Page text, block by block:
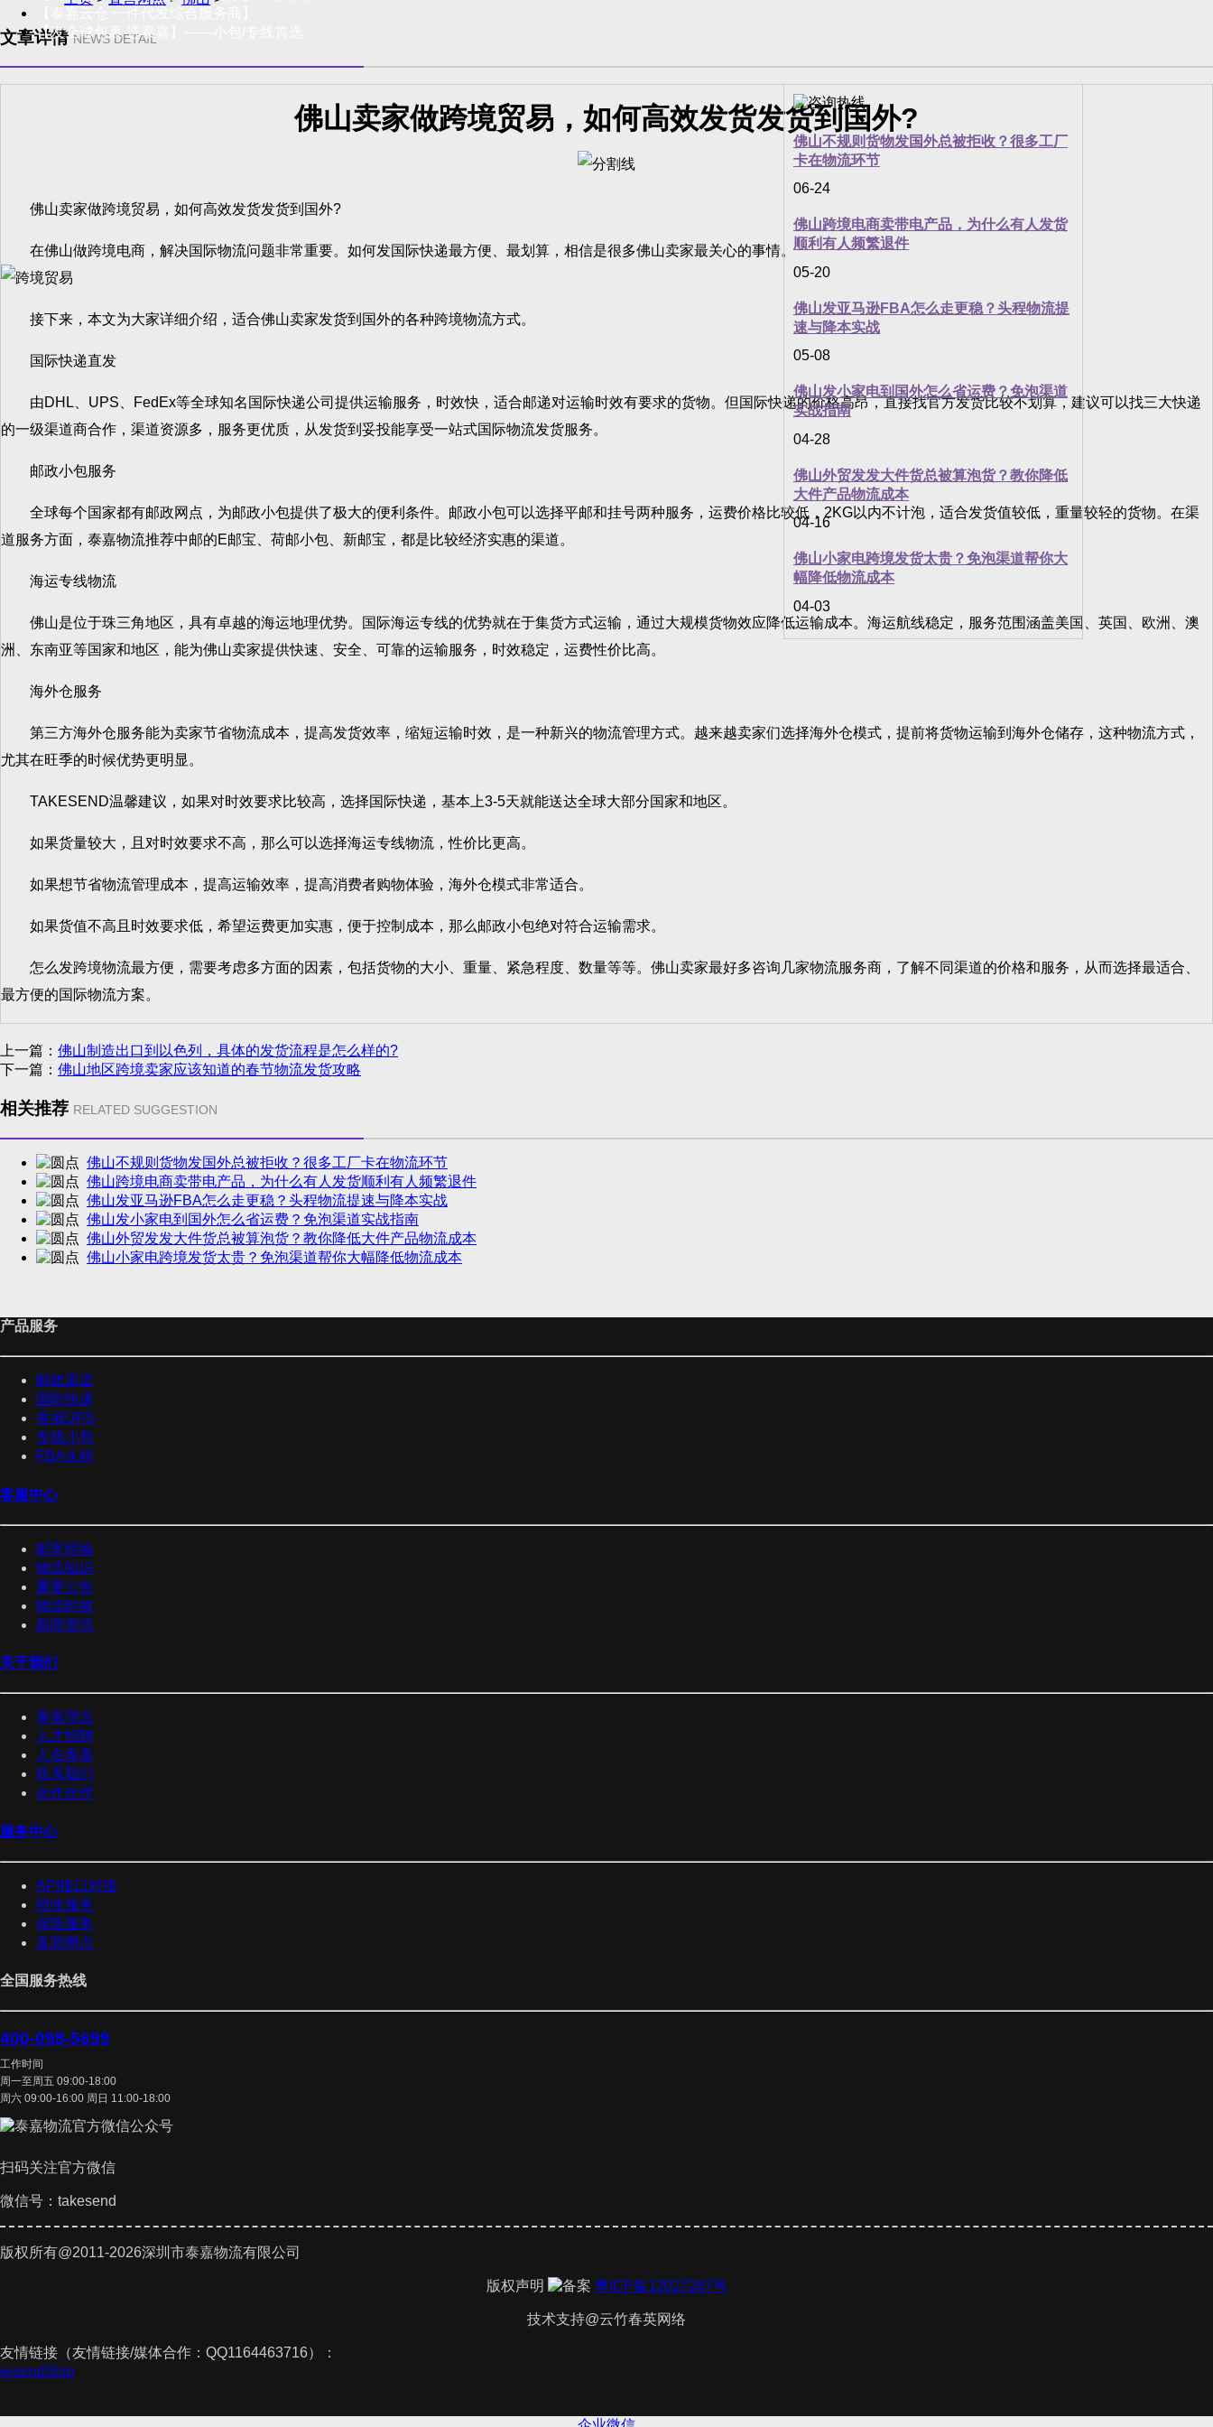
【发全球包裹 选泰嘉】——小包/专线首选
文章详情 NEWS DETAIL
佛山不规则货物发国外总被拒收？很多工厂
卡在物流环节
06-24
佛山跨境电商卖带电产品，为什么有人发货
顺利有人频繁退件
05-20
佛山发亚马逊FBA怎么走更稳？头程物流提
速与降本实战
05-08
佛山发小家电到国外怎么省运费？免泡渠道
实战指南
04-28
佛山外贸发发大件货总被算泡货？教你降低
大件产品物流成本
04-16
佛山小家电跨境发货太贵？免泡渠道帮你大
幅降低物流成本
04-03
佛山卖家做跨境贸易，如何高效发货发货到国外?
佛山卖家做跨境贸易，如何高效发货发货到国外?
在佛山做跨境电商，解决国际物流问题非常重要。如何发国际快递最方便、最划算，相信是很多佛山卖家最关心的事情。
接下来，本文为大家详细介绍，适合佛山卖家发货到国外的各种跨境物流方式。
国际快递直发
由DHL、UPS、FedEx等全球知名国际快递公司提供运输服务，时效快，适合邮递对运输时效有要求的货物。但国际快递的价格高昂，直接找官方发货比较不划算，建议可以找三大快递
的一级渠道商合作，渠道资源多，服务更优质，从发货到妥投能享受一站式国际物流发货服务。
邮政小包服务
全球每个国家都有邮政网点，为邮政小包提供了极大的便利条件。邮政小包可以选择平邮和挂号两种服务，运费价格比较低，2KG以内不计泡，适合发货值较低，重量较轻的货物。在渠
道服务方面，泰嘉物流推荐中邮的E邮宝、荷邮小包、新邮宝，都是比较经济实惠的渠道。
海运专线物流
佛山是位于珠三角地区，具有卓越的海运地理优势。国际海运专线的优势就在于集货方式运输，通过大规模货物效应降低运输成本。海运航线稳定，服务范围涵盖美国、英国、欧洲、澳
洲、东南亚等国家和地区，能为佛山卖家提供快速、安全、可靠的运输服务，时效稳定，运费性价比高。
海外仓服务
第三方海外仓服务能为卖家节省物流成本，提高发货效率，缩短运输时效，是一种新兴的物流管理方式。越来越卖家们选择海外仓模式，提前将货物运输到海外仓储存，这种物流方式，
尤其在旺季的时候优势更明显。
TAKESEND温馨建议，如果对时效要求比较高，选择国际快递，基本上3-5天就能送达全球大部分国家和地区。
如果货量较大，且对时效要求不高，那么可以选择海运专线物流，性价比更高。
如果想节省物流管理成本，提高运输效率，提高消费者购物体验，海外仓模式非常适合。
如果货值不高且时效要求低，希望运费更加实惠，便于控制成本，那么邮政小包绝对符合运输需求。
怎么发跨境物流最方便，需要考虑多方面的因素，包括货物的大小、重量、紧急程度、数量等等。佛山卖家最好多咨询几家物流服务商，了解不同渠道的价格和服务，从而选择最适合、
最方便的国际物流方案。
上一篇： 佛山制造出口到以色列，具体的发货流程是怎么样的?
下一篇： 佛山地区跨境卖家应该知道的春节物流发货攻略
相关推荐 RELATED SUGGESTION
佛山不规则货物发国外总被拒收？很多工厂卡在物流环节
佛山跨境电商卖带电产品，为什么有人发货顺利有人频繁退件
佛山发亚马逊FBA怎么走更稳？头程物流提速与降本实战
佛山发小家电到国外怎么省运费？免泡渠道实战指南
佛山外贸发发大件货总被算泡货？教你降低大件产品物流成本
佛山小家电跨境发货太贵？免泡渠道帮你大幅降低物流成本
产品服务
邮政渠道
国际快递
香港UPS
专线小包
FBA头程
客服中心
邮寄经验
物流知识
重要公告
物流时效
新闻资讯
关于我们
泰嘉理念
人才招聘
人在泰嘉
联系我们
合作伙伴
服务中心
API接口对接
揽收服务
保险服务
直营网点
全国服务热线
400-098-5699
工作时间
周一至周五 09:00-18:00
周六 09:00-16:00 周日 11:00-18:00
扫码关注官方微信
微信号：takesend
版权所有@2011-2026深圳市泰嘉物流有限公司
版权声明 粤ICP备12027267号
技术支持@云竹春英网络
友情链接（友情链接/媒体合作：QQ1164463716）：